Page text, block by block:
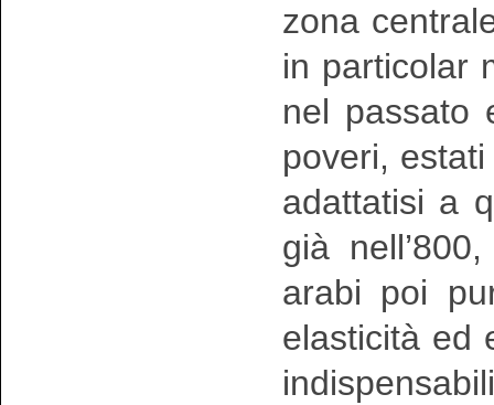
zona
in particolar
nel passato
poveri,
adattatisi a
già
arabi poi
elasticità ed